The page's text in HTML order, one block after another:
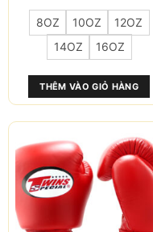
8OZ 10OZ
12OZ
14OZ
16OZ
THÊM VÀO GIỎ HÀNG
nhiều
biến
thể.
Các
tùy
chọn
có
thể
chọn
trên
trang
sản